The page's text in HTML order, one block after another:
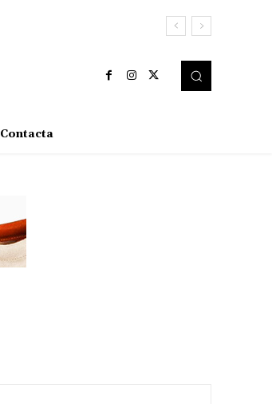
Contacta